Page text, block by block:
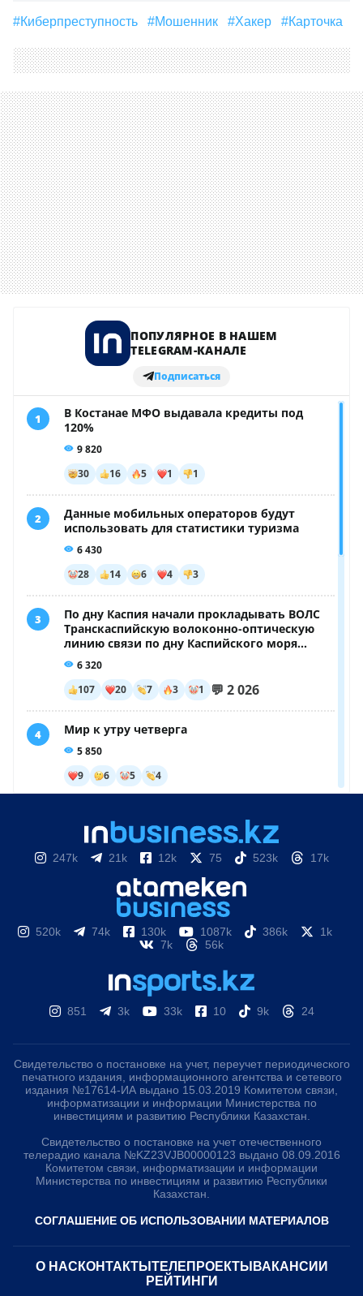
#Киберпреступность #Мошенник #Хакер #Карточка
247k 21k 12k 75 523k 17k
520k 74k 130k 1087k 386k
1k
7k
56k
851 3k 33k 10 9k 24
Свидетельство о постановке на учет, переучет периодического
печатного издания, информационного агентства и сетевого
издания №17614-ИА выдано 15.03.2019 Комитетом связи,
информатизации и информации Министерства по
инвестициям и развитию Республики Казахстан.
Свидетельство о постановке на учет отечественного
телерадио канала №KZ23VJB00000123 выдано 08.09.2016
Комитетом связи, информатизации и информации
Министерства по инвестициям и развитию Республики
Казахстан.
СОГЛАШЕНИЕ ОБ ИСПОЛЬЗОВАНИИ МАТЕРИАЛОВ
О НАС КОНТАКТЫ ТЕЛЕПРОЕКТЫ ВАКАНСИИ
РЕЙТИНГИ